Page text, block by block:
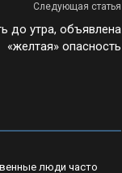
Следующая статья
до утра, объявлена
«желтая» опасность
люди часто